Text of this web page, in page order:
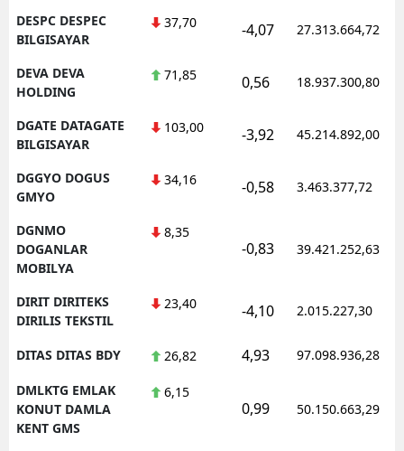
DESPC DESPEC
BILGISAYAR
37,70 -4,07 27.313.664,72
DEVA DEVA
HOLDING
71,85 0,56 18.937.300,80
DGATE DATAGATE
BILGISAYAR
103,00 -3,92 45.214.892,00
DGGYO DOGUS
GMYO
34,16 -0,58 3.463.377,72
DGNMO
DOGANLAR
MOBILYA
8,35
-0,83 39.421.252,63
DIRIT DIRITEKS
DIRILIS TEKSTIL
23,40 -4,10 2.015.227,30
DITAS DITAS BDY 26,82 4,93 97.098.936,28
DMLKTG EMLAK
KONUT DAMLA
KENT GMS
6,15
0,99 50.150.663,29